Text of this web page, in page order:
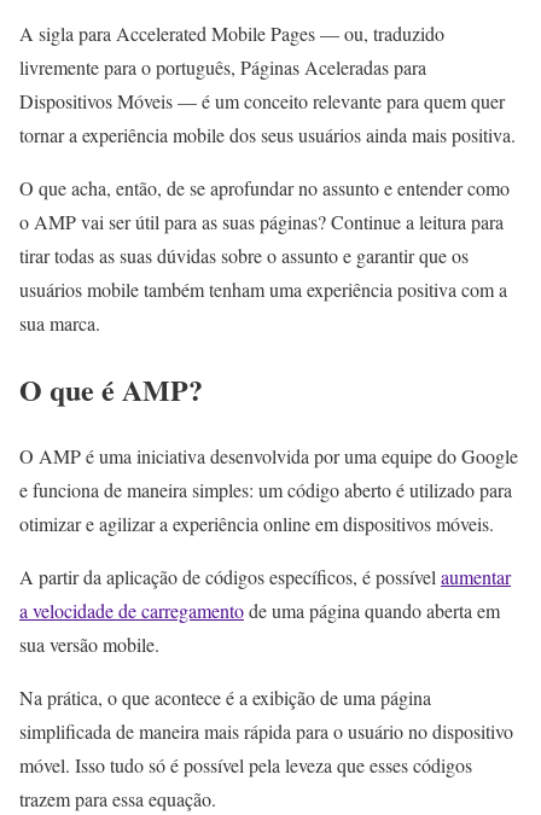
A sigla para Accelerated Mobile Pages — ou, traduzido
livremente para o português, Páginas Aceleradas para
Dispositivos Móveis — é um conceito relevante para quem quer
tornar a experiência mobile dos seus usuários ainda mais positiva.
O que acha, então, de se aprofundar no assunto e entender como
o AMP vai ser útil para as suas páginas? Continue a leitura para
tirar todas as suas dúvidas sobre o assunto e garantir que os
usuários mobile também tenham uma experiência positiva com a
sua marca.
O que é AMP?
O AMP é uma iniciativa desenvolvida por uma equipe do Google
e funciona de maneira simples: um código aberto é utilizado para
otimizar e agilizar a experiência online em dispositivos móveis.
A partir da aplicação de códigos específicos, é possível aumentar
a velocidade de carregamentode uma página quando aberta em
sua versão mobile.
Na prática, o que acontece é a exibição de uma página
simplificada de maneira mais rápida para o usuário no dispositivo
móvel. Isso tudo só é possível pela leveza que esses códigos
trazem para essa equação.